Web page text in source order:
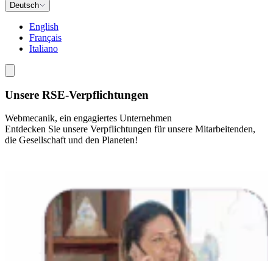
Deutsch
English
Français
Italiano
Unsere RSE-Verpflichtungen
Webmecanik, ein engagiertes Unternehmen
Entdecken Sie unsere Verpflichtungen für unsere Mitarbeitenden,
die Gesellschaft und den Planeten!